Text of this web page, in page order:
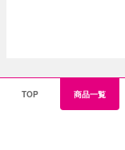
TOP 商品一覧